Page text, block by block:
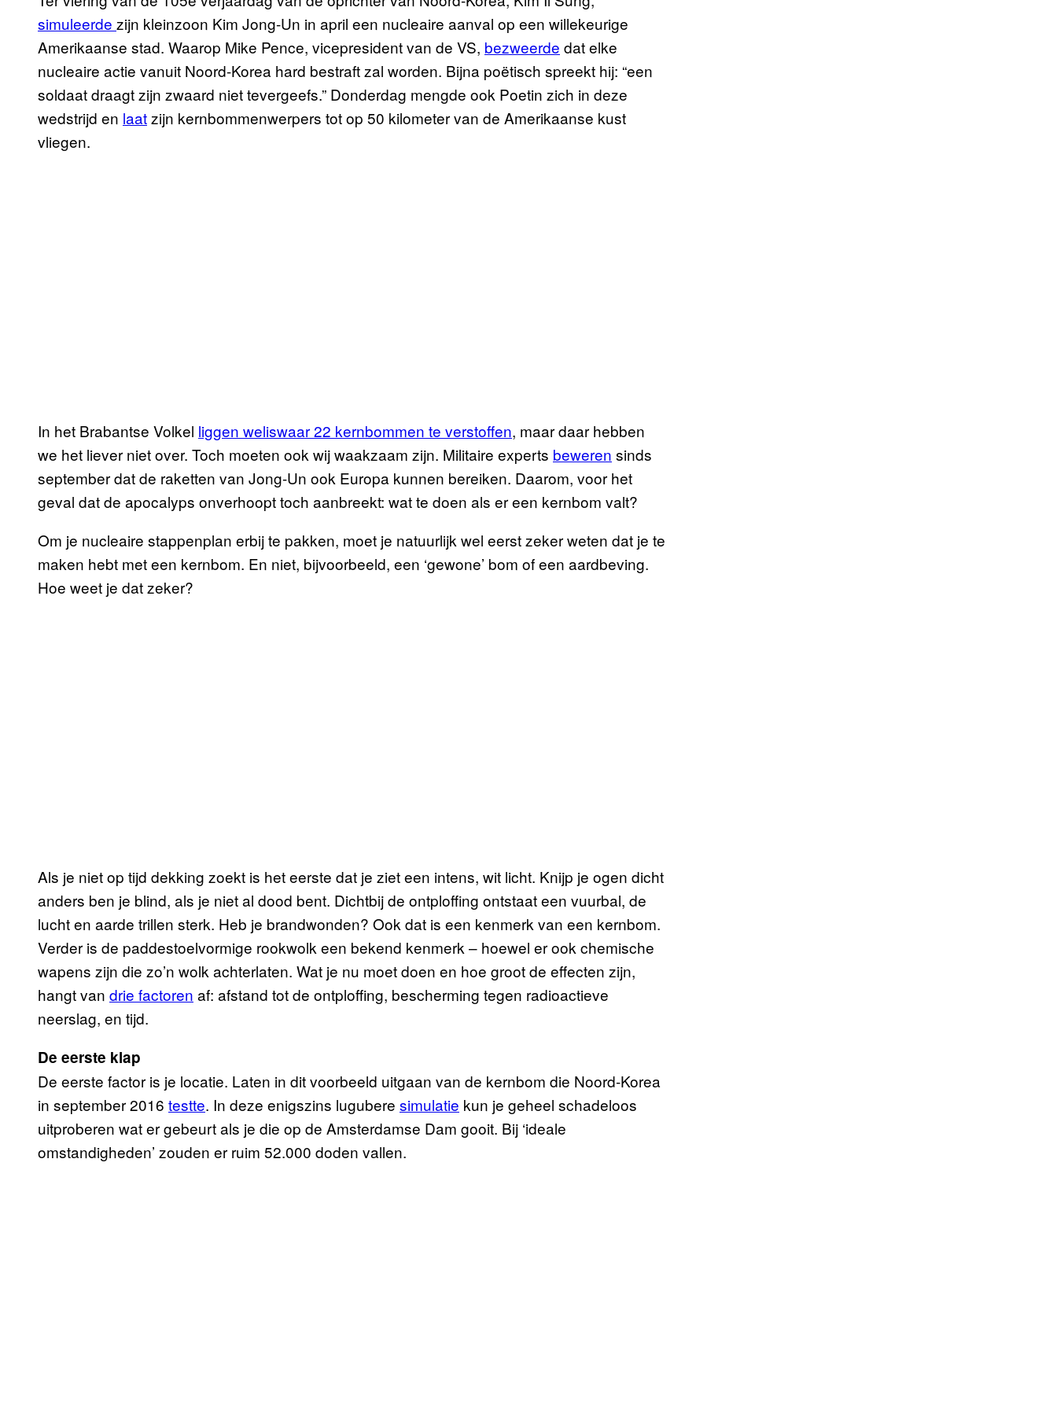
simuleerde zijn kleinzoon Kim Jong-Un in april een nucleaire aanval op een willekeurige
Amerikaanse stad. Waarop Mike Pence, vicepresident van de VS, bezweerde dat elke
nucleaire actie vanuit Noord-Korea hard bestraft zal worden. Bijna poëtisch spreekt hij: “een
soldaat draagt zijn zwaard niet tevergeefs.” Donderdag mengde ook Poetin zich in deze
wedstrijd en laatzijn kernbommenwerpers tot op 50 kilometer van de Amerikaanse kust
vliegen.
In het Brabantse Volkel liggen weliswaar 22 kernbommen te verstoffen, maar daar hebben
we het liever niet over. Toch moeten ook wij waakzaam zijn. Militaire experts beweren sinds
september dat de raketten van Jong-Un ook Europa kunnen bereiken. Daarom, voor het
geval dat de apocalyps onverhoopt toch aanbreekt: wat te doen als er een kernbom valt?
Om je nucleaire stappenplan erbij te pakken, moet je natuurlijk wel eerst zeker weten dat je te
maken hebt met een kernbom. En niet, bijvoorbeeld, een ‘gewone’ bom of een aardbeving.
Hoe weet je dat zeker?
Als je niet op tijd dekking zoekt is het eerste dat je ziet een intens, wit licht. Knijp je ogen dicht
anders ben je blind, als je niet al dood bent. Dichtbij de ontploffing ontstaat een vuurbal, de
lucht en aarde trillen sterk. Heb je brandwonden? Ook dat is een kenmerk van een kernbom.
Verder is de paddestoelvormige rookwolk een bekend kenmerk – hoewel er ook chemische
wapens zijn die zo’n wolk achterlaten. Wat je nu moet doen en hoe groot de effecten zijn,
hangt van drie factoren af: afstand tot de ontploffing, bescherming tegen radioactieve
neerslag, en tijd.
De eerste klap
De eerste factor is je locatie. Laten in dit voorbeeld uitgaan van de kernbom die Noord-Korea
in september 2016 testte. In deze enigszins lugubere simulatie kun je geheel schadeloos
uitproberen wat er gebeurt als je die op de Amsterdamse Dam gooit. Bij ‘ideale
omstandigheden’ zouden er ruim 52.000 doden vallen.